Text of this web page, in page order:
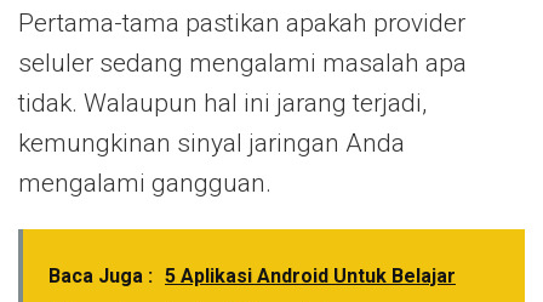
Pertama-tama pastikan apakah provider
seluler sedang mengalami masalah apa
tidak. Walaupun hal ini jarang terjadi,
kemungkinan sinyal jaringan Anda
mengalami gangguan.
Baca Juga : 5 Aplikasi Android Untuk Belajar